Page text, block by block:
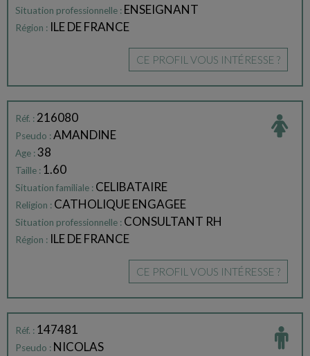
Situation professionnelle : ENSEIGNANT
Région : ILE DE FRANCE
CE PROFIL VOUS INTÉRESSE ?
Réf. : 216080
Pseudo :AMANDINE
Age :38
Taille : 1.60
Situation familiale : CELIBATAIRE
Religion : CATHOLIQUE ENGAGEE
Situation professionnelle : CONSULTANT RH
Région : ILE DE FRANCE
CE PROFIL VOUS INTÉRESSE ?
Réf. : 147481
Pseudo : NICOLAS